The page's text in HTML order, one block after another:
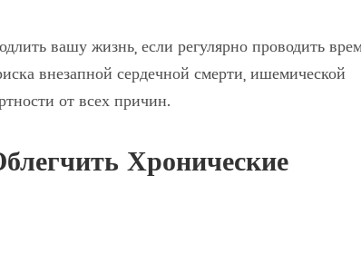
вашу жизнь, если регулярно проводить
внезапной сердечной смерти, ишемической
от всех причин.
Хронические